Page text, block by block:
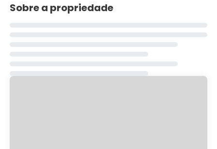
Sobre a propriedade